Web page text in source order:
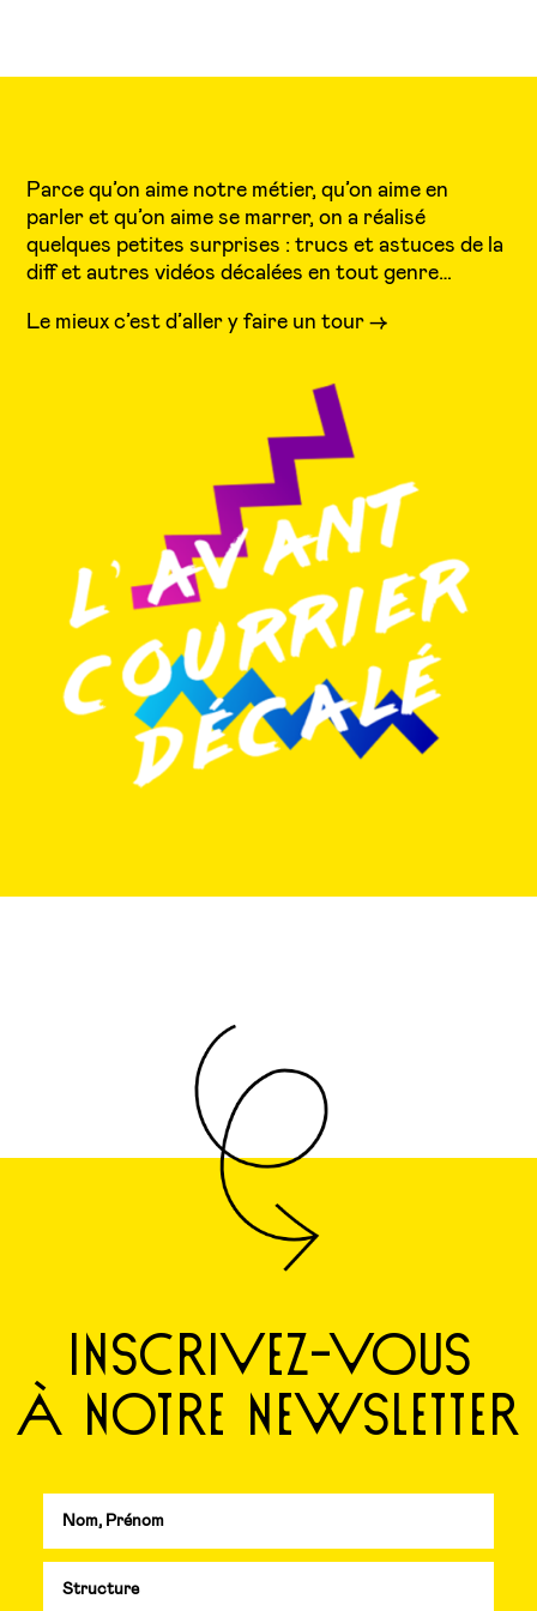
Parce qu’on aime notre métier, qu’on aime en
parler et qu’on aime se marrer, on a réalisé
quelques petites surprises : trucs et astuces de la
diff et autres vidéos décalées en tout genre…
Le mieux c’est d’aller y faire un tour ->
INSCRIVEZ-VOUS
À NOTRE NEWSLETTER